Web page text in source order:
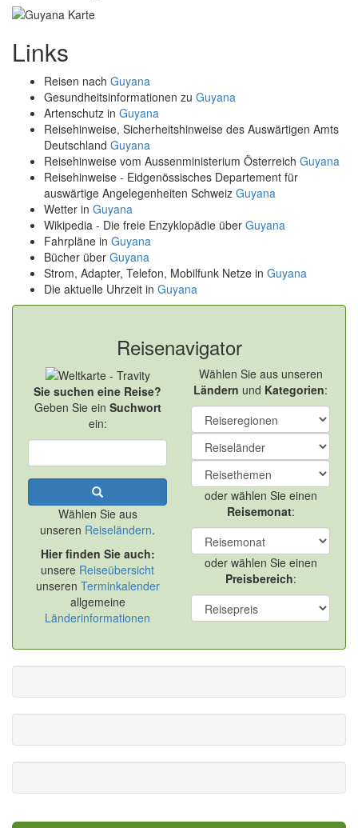
Links
Reisen nach Guyana
Gesundheitsinformationen zu Guyana
Artenschutz in Guyana
Reisehinweise, Sicherheitshinweise des Auswärtigen Amts
Deutschland Guyana
Reisehinweise vom Aussenministerium Österreich Guyana
Reisehinweise - Eidgenössisches Departement für
auswärtige Angelegenheiten Schweiz Guyana
Wetter in Guyana
Wikipedia - Die freie Enzyklopädie über Guyana
Fahrpläne in Guyana
Bücher über Guyana
Strom, Adapter, Telefon, Mobilfunk Netze in Guyana
Die aktuelle Uhrzeit in Guyana
Reisenavigator
Sie suchen eine Reise?
Geben Sie ein Suchwort
ein:
Wählen Sie aus
unseren Reiseländern.
Hier finden Sie auch:
unsere Reiseübersicht
unseren Terminkalender
allgemeine
Länderinformationen
Wählen Sie aus unseren
Ländern und Kategorien:
oder wählen Sie einen
Reisemonat:
oder wählen Sie einen
Preisbereich: